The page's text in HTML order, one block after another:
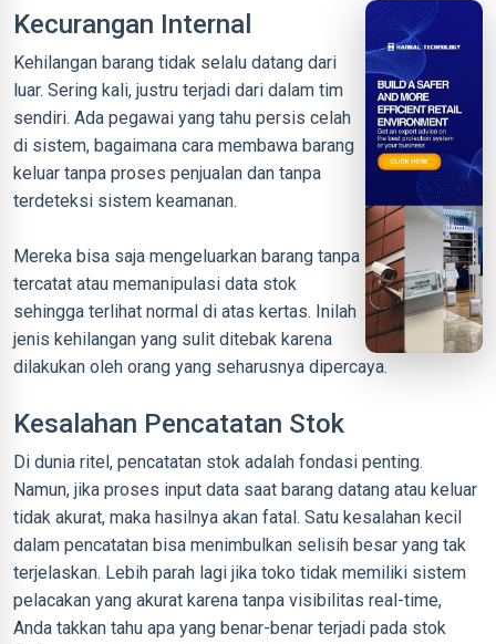
Kecurangan Internal
Kehilangan barang tidak selalu datang dari
luar. Sering kali, justru terjadi dari dalam tim
sendiri. Ada pegawai yang tahu persis celah
di sistem, bagaimana cara membawa barang
keluar tanpa proses penjualan dan tanpa
terdeteksi sistem keamanan.
Mereka bisa saja mengeluarkan barang tanpa
tercatat atau memanipulasi data stok
sehingga terlihat normal di atas kertas. Inilah
jenis kehilangan yang sulit ditebak karena
dilakukan oleh orang yang seharusnya dipercaya.
Kesalahan Pencatatan Stok
Di dunia ritel, pencatatan stok adalah fondasi penting.
Namun, jika proses input data saat barang datang atau keluar
tidak akurat, maka hasilnya akan fatal. Satu kesalahan kecil
dalam pencatatan bisa menimbulkan selisih besar yang tak
terjelaskan. Lebih parah lagi jika toko tidak memiliki sistem
pelacakan yang akurat karena tanpa visibilitas real-time,
Anda takkan tahu apa yang benar-benar terjadi pada stok